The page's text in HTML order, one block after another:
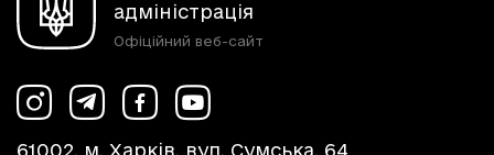
адміністрація
Офіційний веб-сайт
61002, м. Харків, вул. Сумська, 64